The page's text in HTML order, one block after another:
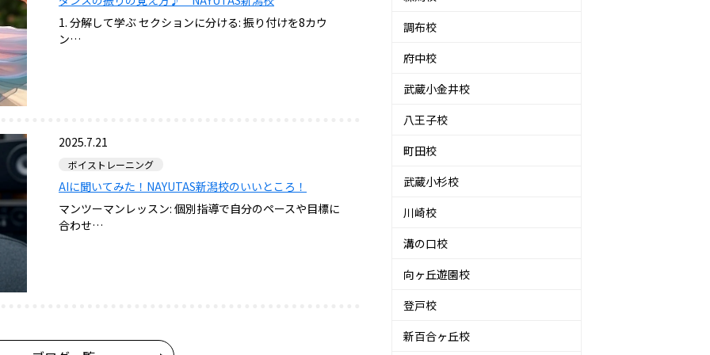
1. 分解して学ぶ セクションに分ける: 振り付けを8カウ
ン…
2025.7.21
ボイストレーニング
AIに聞いてみた！NAYUTAS新潟校のいいところ！
マンツーマンレッスン: 個別指導で自分のペースや目標に
合わせ…
調布校
府中校
武蔵小金井校
八王子校
町田校
武蔵小杉校
川崎校
溝の口校
向ヶ丘遊園校
登戸校
新百合ヶ丘校